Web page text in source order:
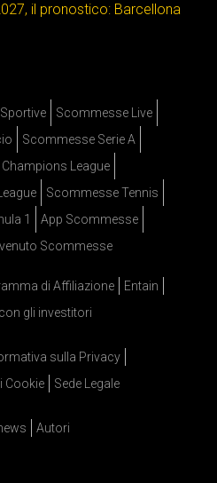
il pronostico: Barcellona
Scommesse Live
Scommesse Serie A
League
Scommesse Tennis
1
App Scommesse
Scommesse
di Affiliazione
Entain
gli investitori
sulla Privacy
Cookie
Sede Legale
Autori